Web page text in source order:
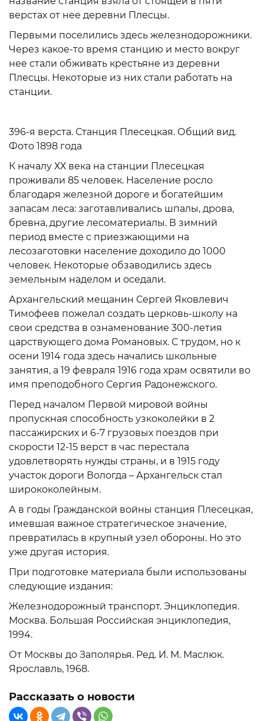
верстах от нее деревни Плесцы.
Первыми поселились здесь железнодорожники.
Через какое-то время станцию и место вокруг
нее стали обживать крестьяне из деревни
Плесцы. Некоторые из них стали работать на
станции.
396-я верста. Станция Плесецкая. Общий вид.
Фото 1898 года
К началу ХХ века на станции Плесецкая
проживали 85 человек. Население росло
благодаря железной дороге и богатейшим
запасам леса: заготавливались шпалы, дрова,
бревна, другие лесоматериалы. В зимний
период вместе с приезжающими на
лесозаготовки население доходило до 1000
человек. Некоторые обзаводились здесь
земельным наделом и оседали.
Архангельский мещанин Сергей Яковлевич
Тимофеев пожелал создать церковь-школу на
свои средства в ознаменование 300-летия
царствующего дома Романовых. С трудом, но к
осени 1914 года здесь начались школьные
занятия, а 19 февраля 1916 года храм освятили во
имя преподобного Сергия Радонежского.
Перед началом Первой мировой войны
пропускная способность узкоколейки в 2
пассажирских и 6-7 грузовых поездов при
скорости 12-15 верст в час перестала
удовлетворять нужды страны, и в 1915 году
участок дороги Вологда – Архангельск стал
ширококолейным.
А в годы Гражданской войны станция Плесецкая,
имевшая важное стратегическое значение,
превратилась в крупный узел обороны. Но это
уже другая история.
При подготовке материала были использованы
следующие издания:
Железнодорожный транспорт. Энциклопедия.
Москва. Большая Российская энциклопедия,
1994.
От Москвы до Заполярья. Ред. И. М. Маслюк.
Ярославль, 1968.
Рассказать о новости